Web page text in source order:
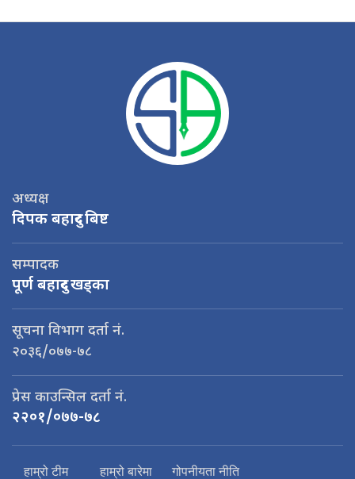
अध्यक्ष
दिपक बहादुर बिष्ट
सम्पादक
पूर्ण बहादुर खड्का
सूचना विभाग दर्ता नं.
२०३६/०७७-७८
प्रेस काउन्सिल दर्ता नं.
२२०१/०७७-७८
हाम्रो टीम हाम्रो बारेमा गोपनीयता नीति